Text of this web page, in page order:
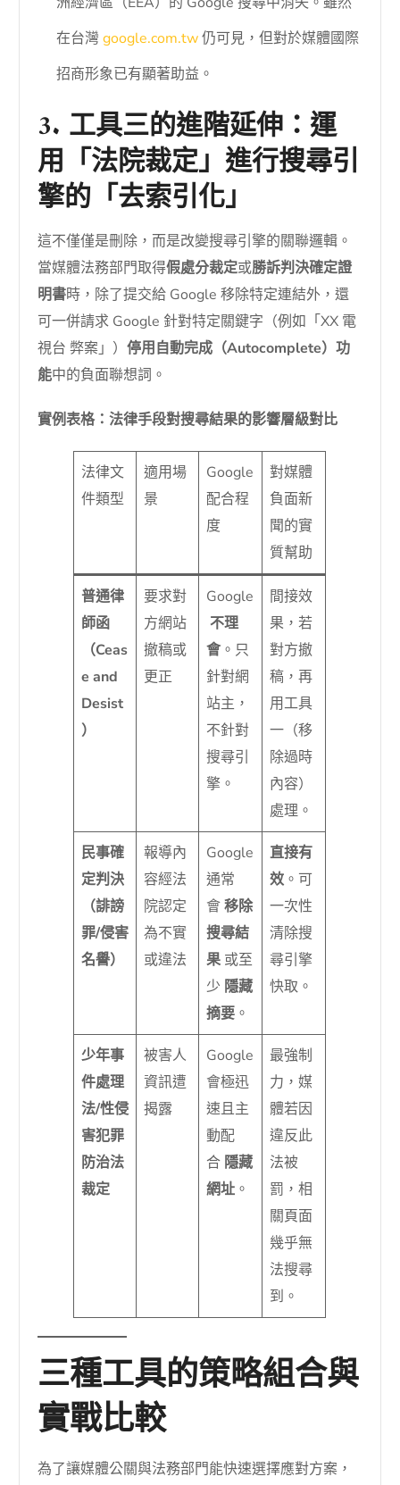
在台灣google.com.tw仍可見，但對於媒體國際
招商形象已有顯著助益。
3. 工具三的進階延伸：運
用「法院裁定」進行搜尋引
擎的「去索引化」
這不僅僅是刪除，而是改變搜尋引擎的關聯邏輯。
當媒體法務部門取得假處分裁定或勝訴判決確定證
明書時，除了提交給 Google 移除特定連結外，還
可一併請求 Google 針對特定關鍵字（例如「XX 電
視台 弊案」）停用自動完成（Autocomplete）功
能中的負面聯想詞。
實例表格：法律手段對搜尋結果的影響層級對比
法律文
件類型
適用場
景
Google
配合程
度
對媒體
負面新
聞的實
質幫助
普通律
師函
（Ceas
e and
Desist
）
要求對
方網站
撤稿或
更正
Google
不理
會。只
針對網
站主，
不針對
搜尋引
擎。
間接效
果，若
對方撤
稿，再
用工具
一（移
除過時
內容）
處理。
民事確
定判決
（誹謗
罪/侵害
名譽）
報導內
容經法
院認定
為不實
或違法
Google
通常
會移除
搜尋結
果 或至
少 隱藏
摘要 。
直接有
效 。可
一次性
清除搜
尋引擎
快取。
少年事
件處理
法/性侵
害犯罪
防治法
裁定
被害人
資訊遭
揭露
Google
會極迅
速且主
動配
合 隱藏
網址 。
最強制
力，媒
體若因
違反此
法被
罰，相
關頁面
幾乎無
法搜尋
到。
三種工具的策略組合與
實戰比較
為了讓媒體公關與法務部門能快速選擇應對方案，